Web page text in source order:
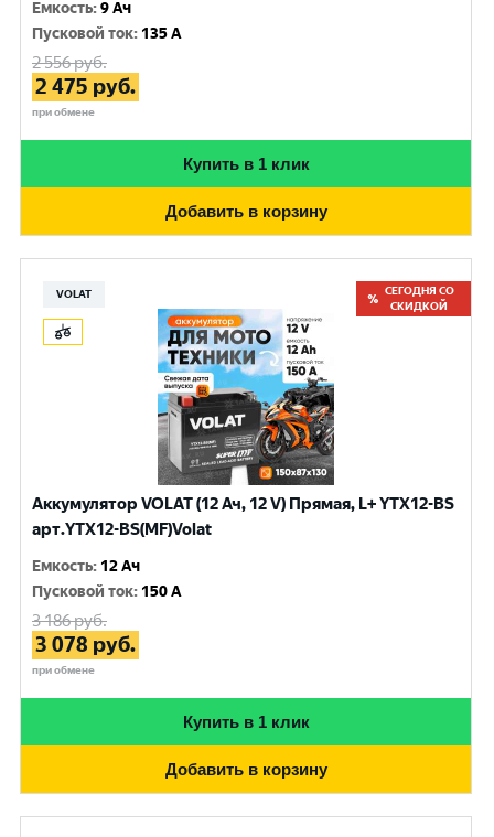
Емкость:9 Ач
Пусковой ток: 135 A
2 556руб.
2 475 руб.
при обмене
Купить в 1 клик
Добавить в корзину
VOLAT
СЕГОДНЯ СО
СКИДКОЙ
Аккумулятор VOLAT (12 Ач, 12 V) Прямая, L+ YTX12-BS
арт.YTX12-BS(MF)Volat
Емкость: 12 Ач
Пусковой ток: 150 A
3 186руб.
3 078 руб.
при обмене
Купить в 1 клик
Добавить в корзину